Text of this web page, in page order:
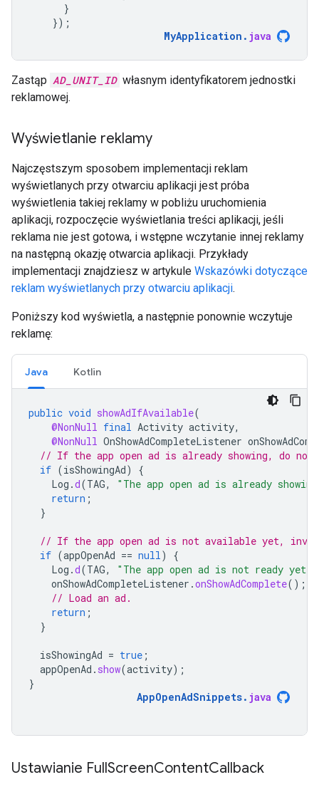
}
});
MyApplication . java
Zastąp AD_UNIT_ID własnym identyfikatorem jednostki
reklamowej.
Wyświetlanie reklamy
Najczęstszym sposobem implementacji reklam
wyświetlanych przy otwarciu aplikacji jest próba
wyświetlenia takiej reklamy w pobliżu uruchomienia
aplikacji, rozpoczęcie wyświetlania treści aplikacji, jeśli
reklama nie jest gotowa, i wstępne wczytanie innej reklamy
na następną okazję otwarcia aplikacji. Przykłady
implementacji znajdziesz w artykule Wskazówki dotyczące
reklam wyświetlanych przy otwarciu aplikacji.
Poniższy kod wyświetla, a następnie ponownie wczytuje
reklamę:
Java Kotlin
public void showAdIfAvailable(
@NonNull final Activity activity,
@NonNull OnShowAdCompleteListener
// If the app open ad is already showing, do not
if (isShowingAd)
{
Log .d(TAG,
"The app open ad is already
return ;
}
// If the app open ad is not available yet,
if (appOpenAd == null)
{
Log .d(TAG, "The app open ad is not ready yet."
onShowAdCompleteListener .onShowAdComplete();
// Load an ad.
return ;
}
isShowingAd = true ;
appOpenAd . show(activity);
}
AppOpenAdSnippets. java
Ustawianie FullScreenContentCallback